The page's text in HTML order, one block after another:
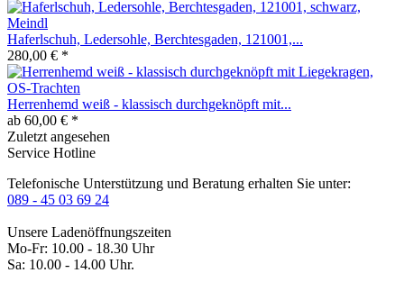
Haferlschuh, Ledersohle, Berchtesgaden, 121001,...
280,00 € *
Herrenhemd weiß - klassisch durchgeknöpft mit...
ab 60,00 € *
Zuletzt angesehen
Service Hotline
Telefonische Unterstützung und Beratung erhalten Sie unter:
089 - 45 03 69 24
Unsere Ladenöffnungszeiten
Mo-Fr: 10.00 - 18.30 Uhr
Sa: 10.00 - 14.00 Uhr.